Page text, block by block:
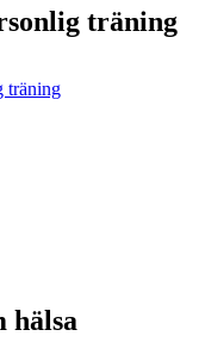
träning
träning
hälsa